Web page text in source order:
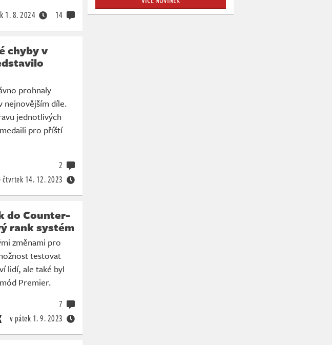
1. 8. 2024 14
chyby v
prohnaly
nejnovějším díle.
jednotlivých
pro příští
čtvrtek 14. 12. 2023
2
do Counter-
rank systém
změnami pro
testovat
lidí, ale také byl
Premier.
v pátek 1. 9. 2023
7